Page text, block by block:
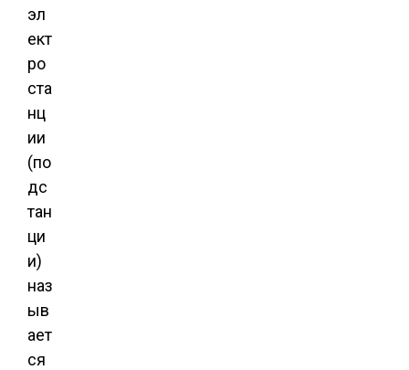
эл
ект
ро
ста
нц
ии
(по
дс
тан
ци
и)
наз
ыв
ает
ся